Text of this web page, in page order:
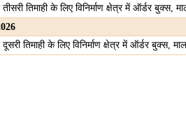
तिमाही के लिए विनिर्माण क्षेत्र में ऑर्डर
तिमाही के लिए विनिर्माण क्षेत्र में ऑर्डर बुक्स,